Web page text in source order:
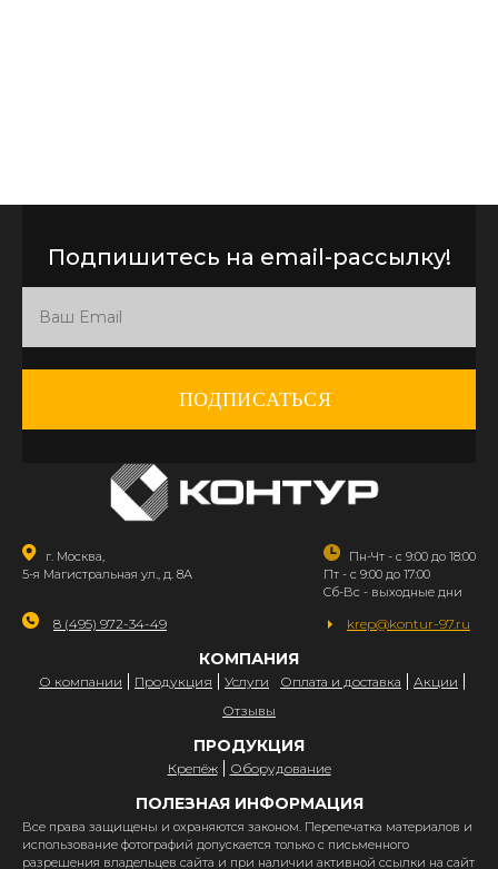
Подпишитесь на email-рассылку!
ПОДПИСАТЬСЯ
г. Москва,
5-я Магистральная ул., д. 8А
Пн-Чт - с 9:00 до 18:00
Пт - с 9:00 до 17:00
Сб-Вс - выходные дни
8 (495) 972-34-49 krep@kontur-97.ru
КОМПАНИЯ
О компании Продукция Услуги Оплата и доставка
Акции
Отзывы
ПРОДУКЦИЯ
Крепёж Оборудование
ПОЛЕЗНАЯ ИНФОРМАЦИЯ
Все права защищены и охраняются законом. Перепечатка материалов и
использование фотографий допускается только с письменного
разрешения владельцев сайта и при наличии активной ссылки на сайт